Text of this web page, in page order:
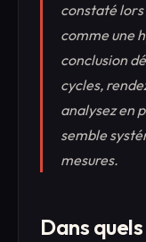
constaté lors
comme une
conclusion
cycles,
analysez en
semble
mesures.
Dans